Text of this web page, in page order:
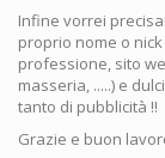
Infine vorrei
proprio nome o
professione, sito
masseria, .....) e
tanto di pubblicità !!
Grazie e buon